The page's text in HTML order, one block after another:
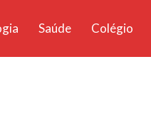
Saúde Colégio